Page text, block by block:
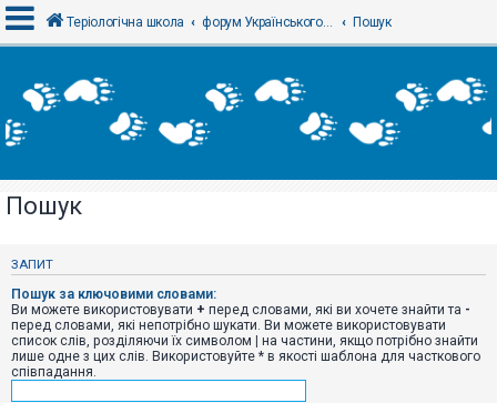
х
і
Р
с
р
а
ц
і
я
Теріологічна школа форум Українського теріологічного товариства Пошук
Пошук
ЗАПИТ
Пошук за ключовими словами:
Ви можете використовувати + перед словами, які ви хочете знайти та -
перед словами, які непотрібно шукати. Ви можете використовувати
список слів, розділяючи їх символом | на частини, якщо потрібно знайти
лише одне з цих слів. Використовуйте * в якості шаблона для часткового
співпадання.